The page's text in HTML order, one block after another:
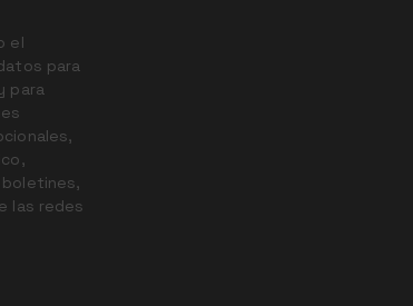
el
para
para
las redes